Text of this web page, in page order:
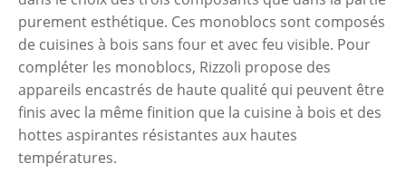
purement esthétique. Ces monoblocs sont composés
de cuisines à bois sans four et avec feu visible. Pour
compléter les monoblocs, Rizzoli propose des
appareils encastrés de haute qualité qui peuvent être
finis avec la même finition que la cuisine à bois et des
hottes aspirantes résistantes aux hautes
températures.